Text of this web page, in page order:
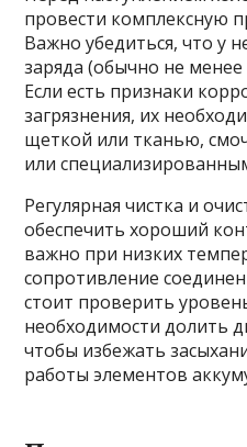
провести комплексную
Важно убедиться, что у
заряда (обычно не
Если есть признаки
загрязнения, их
щеткой или тканью,
или
Регулярная чистка и
обеспечить хороший
важно при низких
сопротивление
стоит проверить
необходимости долить
чтобы избежать
работы элементов